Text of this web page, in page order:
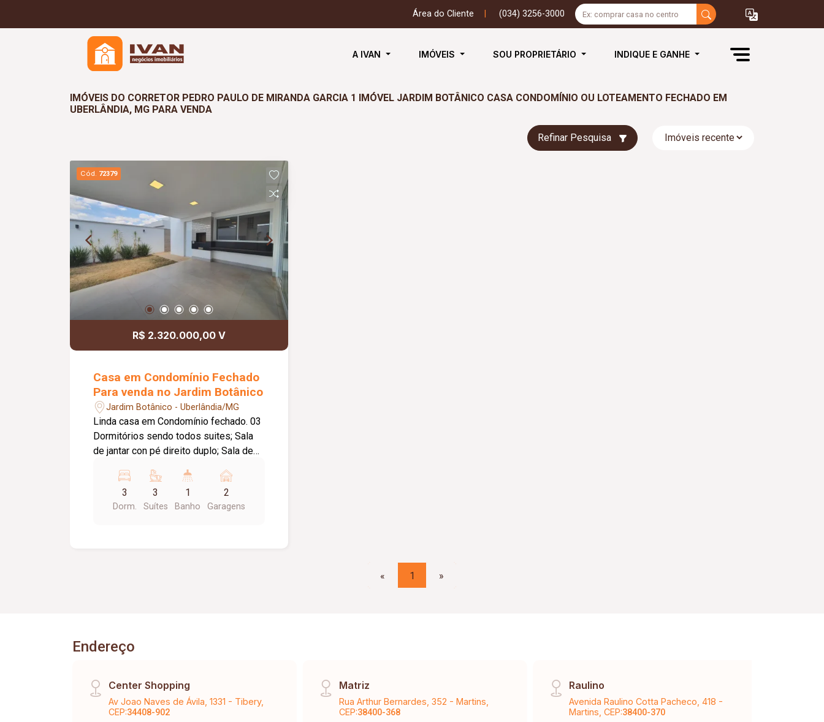
Área do Cliente (034) 3256-3000
A IVAN IMÓVEIS SOU PROPRIETÁRIO INDIQUE E GANHE
IMÓVEIS DO CORRETOR PEDRO PAULO DE MIRANDA GARCIA 1 IMÓVEL JARDIM BOTÂNICO CASA CONDOMÍNIO OU LOTEAMENTO FECHADO EM
UBERLÂNDIA, MG PARA VENDA
Refinar Pesquisa
Cód. 72379
R$ 2.320.000,00 V
Casa em Condomínio Fechado
Para venda no Jardim Botânico
Jardim Botânico - Uberlândia/MG
Linda casa em Condomínio fechado. 03
Dormitórios sendo todos suites; Sala
de jantar con pé direito duplo; Sala de
gourmet; Marcenaria completa.
3
Dorm.
3
Suítes
1
Banho
2
Garagens
« 1 »
Endereço
Center Shopping
Av Joao Naves de Ávila, 1331 - Tibery,
CEP:34408-902
Matriz
Rua Arthur Bernardes, 352 - Martins,
CEP:38400-368
Raulino
Avenida Raulino Cotta Pacheco, 418 -
Martins, CEP:38400-370